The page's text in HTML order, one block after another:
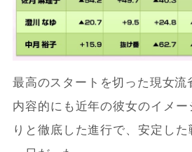
最高のスタートを切った現女流
内容的にも近年の彼女のイメー
りと徹底した進行で、安定し